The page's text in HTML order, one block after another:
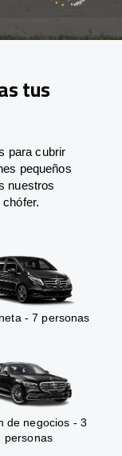
tus
para cubrir
pequeños
nuestros
- 7 personas
de negocios - 3
personas